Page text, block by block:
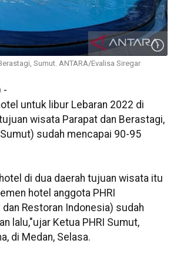
Sumut. ANTARA/Evalisa Siregar
-
untuk libur Lebaran 2022 di
wisata Parapat dan Berastagi,
sudah mencapai 90-95
di dua daerah tujuan wisata itu
hotel anggota PHRI
Restoran Indonesia) sudah
lalu,"ujar Ketua PHRI Sumut,
di Medan, Selasa.